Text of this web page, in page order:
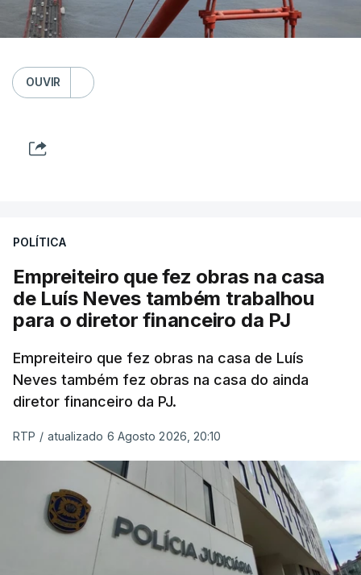
OUVIR
POLÍTICA
Empreiteiro que fez obras na casa
de Luís Neves também trabalhou
para o diretor financeiro da PJ
Empreiteiro que fez obras na casa de Luís
Neves também fez obras na casa do ainda
diretor financeiro da PJ.
RTP / atualizado 6 Agosto 2026, 20:10